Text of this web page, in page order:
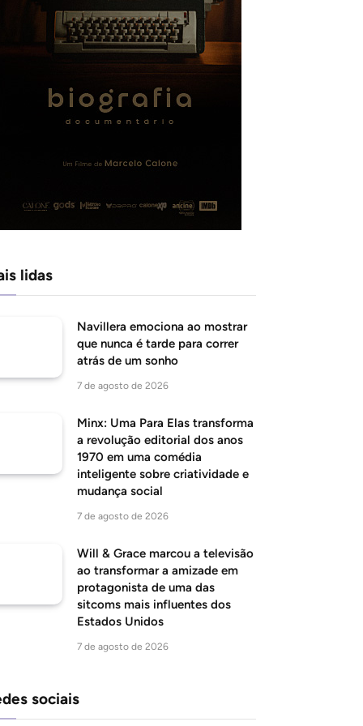
lidas
Navillera emociona ao mostrar
que nunca é tarde para correr
atrás de um sonho
7 de agosto de 2026
Minx: Uma Para Elas transforma
a revolução editorial dos anos
1970 em uma comédia
inteligente sobre criatividade e
mudança social
7 de agosto de 2026
Will & Grace marcou a televisão
ao transformar a amizade em
protagonista de uma das
sitcoms mais influentes dos
Estados Unidos
7 de agosto de 2026
sociais